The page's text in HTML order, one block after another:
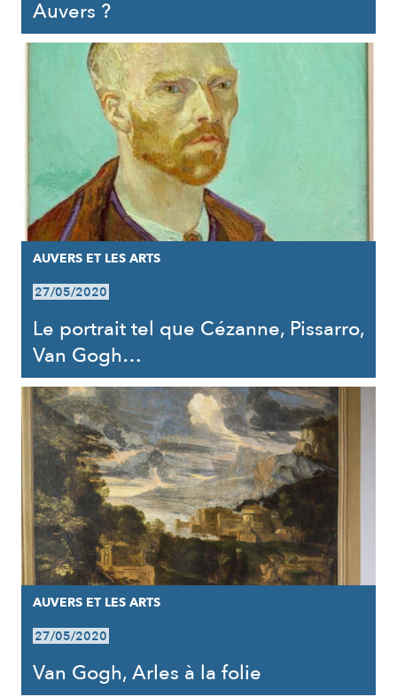
Auvers ?
AUVERS ET LES ARTS
27/05/2020
Le portrait tel que Cézanne, Pissarro,
Van Gogh…
AUVERS ET LES ARTS
27/05/2020
Van Gogh, Arles à la folie